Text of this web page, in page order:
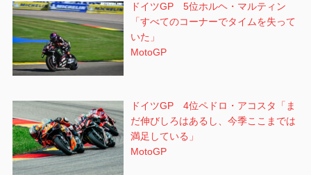
ドイツGP 5位ホルヘ・マルティン
「すべてのコーナーでタイムを失って
いた」
MotoGP
ドイツGP 4位ペドロ・アコスタ「ま
だ伸びしろはあるし、今季ここまでは
満足している」
MotoGP